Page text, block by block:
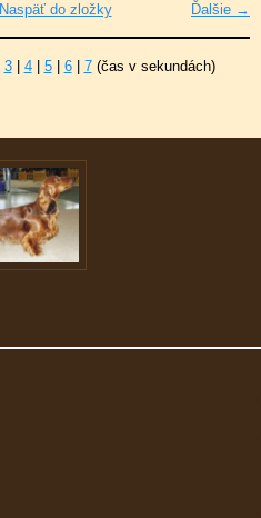
Ďalšie →
Naspäť do zložky
3| 4| 5| 6| 7(čas v sekundách)